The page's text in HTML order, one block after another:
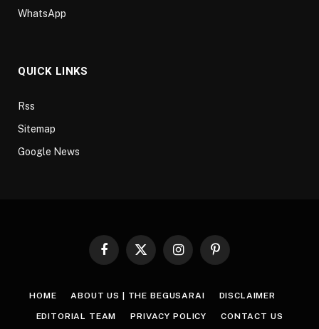
WhatsApp
QUICK LINKS
Rss
Sitemap
Google News
Facebook
X
InstagramPinterest
HOME ABOUT US | THE BEGUSARAI DISCLAIMER
EDITORIAL TEAM PRIVACY POLICY CONTACT US